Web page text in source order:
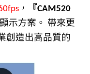
， 『CAM520
示方案。 帶來更
創造出高品質的